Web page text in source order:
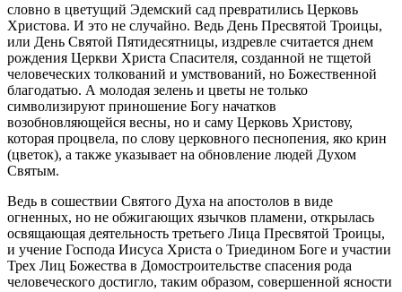
словно в цветущий Эдемский сад превратились Церковь
Христова. И это не случайно. Ведь День Пресвятой Троицы,
или День Святой Пятидесятницы, издревле считается днем
рождения Церкви Христа Спасителя, созданной не тщетой
человеческих толкований и умствований, но Божественной
благодатью. А молодая зелень и цветы не только
символизируют приношение Богу начатков
возобновляющейся весны, но и саму Церковь Христову,
которая процвела, по слову церковного песнопения, яко крин
(цветок), а также указывает на обновление людей Духом
Святым.
Ведь в сошествии Святого Духа на апостолов в виде
огненных, но не обжигающих язычков пламени, открылась
освящающая деятельность третьего Лица Пресвятой Троицы,
и учение Господа Иисуса Христа о Триедином Боге и участии
Трех Лиц Божества в Домостроительстве спасения рода
человеческого достигло, таким образом, совершенной ясности